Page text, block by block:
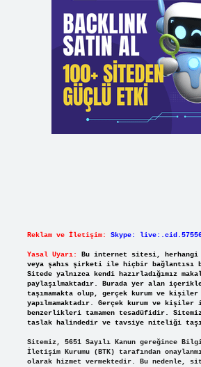
Reklam ve İletişim: Skype:
Yasal Uyarı:
Bu internet sitesi, herhangi
veya şahıs şirketi ile hiçbir bağlantısı
Sitede yalnızca kendi hazırladığımız
paylaşılmaktadır. Burada yer alan
taşımamakta olup, gerçek kurum ve kişiler
yapılmamaktadır. Gerçek kurum ve
benzerlikleri tamamen tesadüfidir.
taslak halindedir ve tavsiye niteliği
Sitemiz, 5651 Sayılı Kanun gereğince
İletişim Kurumu (BTK) tarafından
olarak hizmet vermektedir. Bu nedenle,